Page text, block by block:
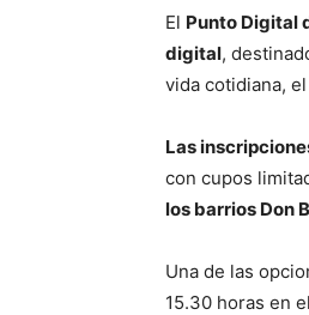
El Punto Digital
digital,
vida cotidiana,
Las
con cupos
los barrios Don
Una de las
15.30 horas en